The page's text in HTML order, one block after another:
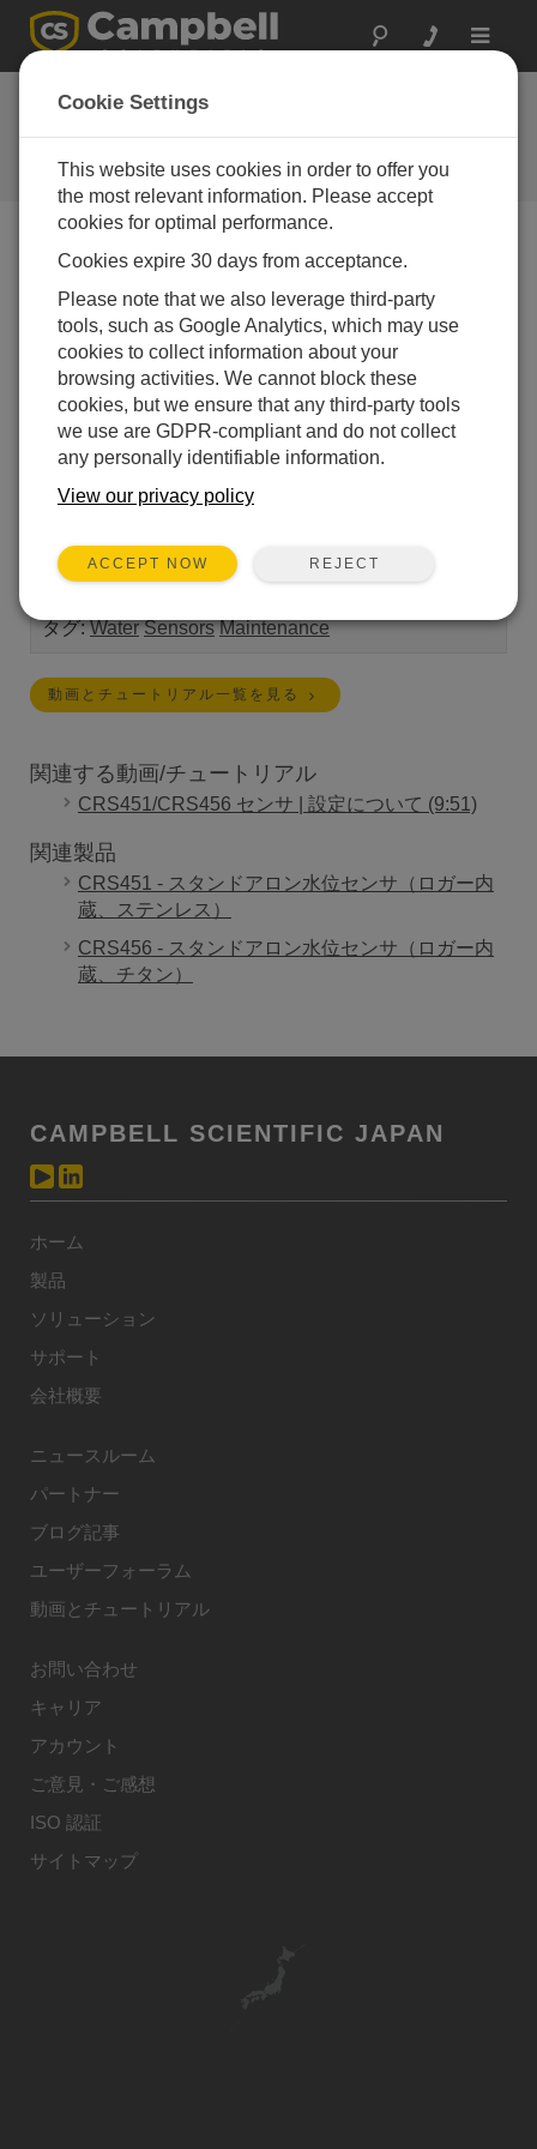
Toggle
CRS451/CRS456 センサ | バッ
テリ交換
水位センサのバッテリ交換
手順を説明します。
タグ: Water Sensors Maintenance
動画とチュートリアル一覧を見る
関連する動画/チュートリアル
CRS451/CRS456 センサ | 設定について (9:51)
関連製品
CRS451 - スタンドアロン水位センサ（ロガー内
蔵、ステンレス）
CRS456 - スタンドアロン水位センサ（ロガー内
蔵、チタン）
CAMPBELL SCIENTIFIC JAPAN
ホーム
製品
ソリューション
サポート
会社概要
ニュースルーム
パートナー
ブログ記事
ユーザーフォーラム
動画とチュートリアル
お問い合わせ
キャリア
アカウント
ご意見・ご感想
ISO 認証
サイトマップ
Cookie Settings
This website uses cookies in order to offer you
the most relevant information. Please accept
cookies for optimal performance.
Cookies expire 30 days from acceptance.
Please note that we also leverage third-party
tools, such as Google Analytics, which may use
cookies to collect information about your
browsing activities. We cannot block these
cookies, but we ensure that any third-party tools
we use are GDPR-compliant and do not collect
any personally identifiable information.
View our privacy policy
ACCEPT NOW REJECT